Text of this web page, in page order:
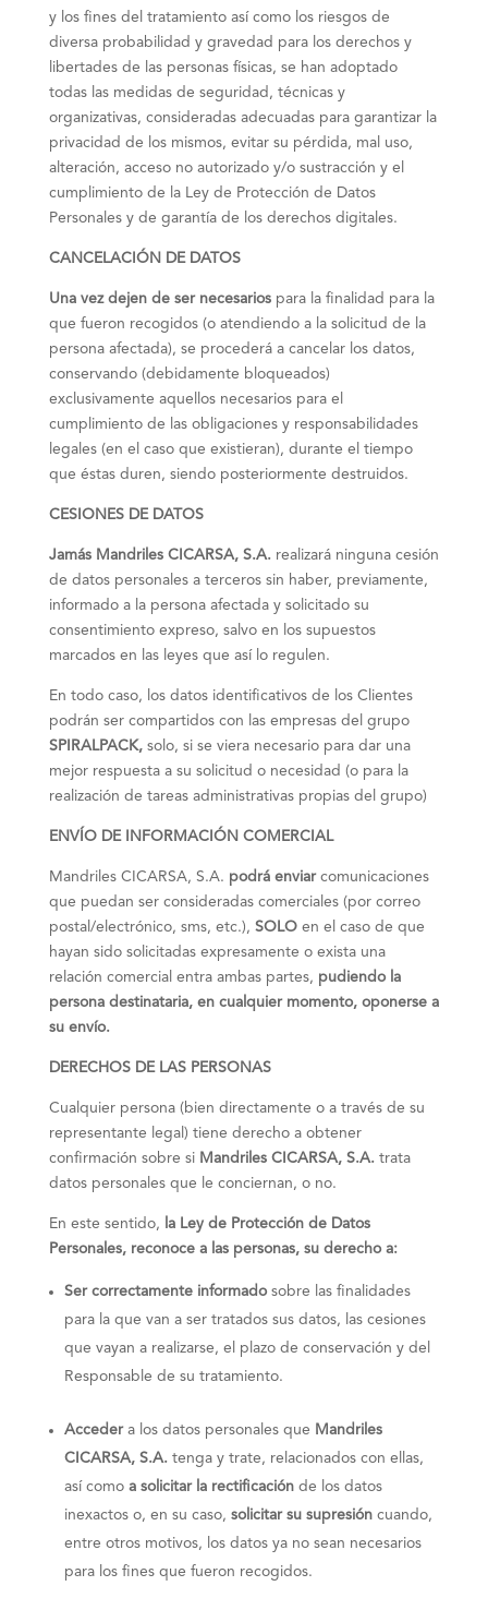
y los fines del tratamiento así como los riesgos de
diversa probabilidad y gravedad para los derechos y
libertades de las personas físicas, se han adoptado
todas las medidas de seguridad, técnicas y
organizativas, consideradas adecuadas para garantizar la
privacidad de los mismos, evitar su pérdida, mal uso,
alteración, acceso no autorizado y/o sustracción y el
cumplimiento de la Ley de Protección de Datos
Personales y de garantía de los derechos digitales.
CANCELACIÓN DE DATOS
Una vez dejen de ser necesariospara la finalidad para la
que fueron recogidos (o atendiendo a la solicitud de la
persona afectada), se procederá a cancelar los datos,
conservando (debidamente bloqueados)
exclusivamente aquellos necesarios para el
cumplimiento de las obligaciones y responsabilidades
legales (en el caso que existieran), durante el tiempo
que éstas duren, siendo posteriormente destruidos.
CESIONES DE DATOS
Jamás Mandriles CICARSA, S.A. realizará ninguna cesión
de datos personales a terceros sin haber, previamente,
informado a la persona afectada y solicitado su
consentimiento expreso, salvo en los supuestos
marcados en las leyes que así lo regulen.
En todo caso, los datos identificativos de los Clientes
podrán ser compartidos con las empresas del grupo
SPIRALPACK, solo, si se viera necesario para dar una
mejor respuesta a su solicitud o necesidad (o para la
realización de tareas administrativas propias del grupo)
ENVÍO DE INFORMACIÓN COMERCIAL
Mandriles CICARSA, S.A. podrá enviarcomunicaciones
que puedan ser consideradas comerciales (por correo
postal/electrónico, sms, etc.), SOLOen el caso de que
hayan sido solicitadas expresamente o exista una
relación comercial entra ambas partes, pudiendo la
persona destinataria, en cualquier momento, oponerse a
su envío.
DERECHOS DE LAS PERSONAS
Cualquier persona (bien directamente o a través de su
representante legal) tiene derecho a obtener
confirmación sobre si Mandriles CICARSA, S.A. trata
datos personales que le conciernan, o no.
En este sentido, la Ley de Protección de Datos
Personales, reconoce a las personas, su derecho a:
Ser correctamente informadosobre las finalidades
para la que van a ser tratados sus datos, las cesiones
que vayan a realizarse, el plazo de conservación y del
Responsable de su tratamiento.
Accedera los datos personales que Mandriles
CICARSA, S.A. tenga y trate, relacionados con ellas,
así como a solicitar la rectificaciónde los datos
inexactos o, en su caso, solicitar su supresióncuando,
entre otros motivos, los datos ya no sean necesarios
para los fines que fueron recogidos.